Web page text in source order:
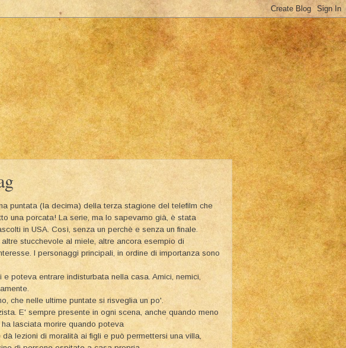
puntata (la decima) della terza stagione del telefilm che
una porcata! La serie, ma lo sapevamo già, è stata
in USA. Così, senza un perchè e senza un finale.
stucchevole al miele, altre ancora esempio di
I personaggi principali, in ordine di importanza sono
poteva entrare indisturbata nella casa. Amici, nemici,
che nelle ultime puntate si risveglia un po'.
E' sempre presente in ogni scena, anche quando meno
lasciata morire quando poteva
lezioni di moralità ai figli e può permettersi una villa,